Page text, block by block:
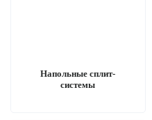
Напольные сплит-
системы